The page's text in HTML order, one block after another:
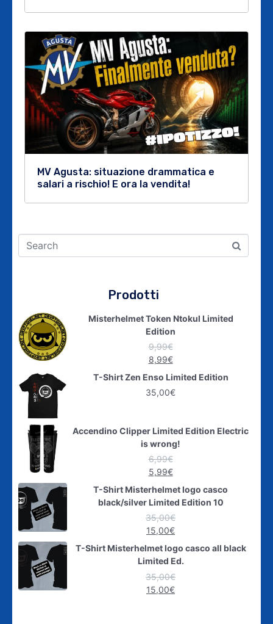
MV Agusta: situazione drammatica e
salari a rischio! E ora la vendita!
Prodotti
Misterhelmet Token Ntokul Limited
Edition
9,99€
8,99€
T-Shirt Zen Enso Limited Edition
35,00€
Accendino Clipper Limited Edition Electric
is wrong!
6,99€
5,99€
T-Shirt Misterhelmet logo casco
black/silver Limited Edition 10
35,00€
15,00€
T-Shirt Misterhelmet logo casco all black
Limited Ed.
35,00€
15,00€